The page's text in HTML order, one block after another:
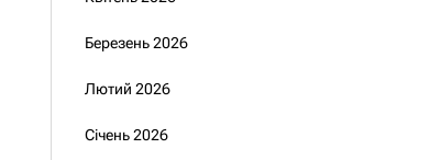
Березень 2026
Лютий 2026
Січень 2026